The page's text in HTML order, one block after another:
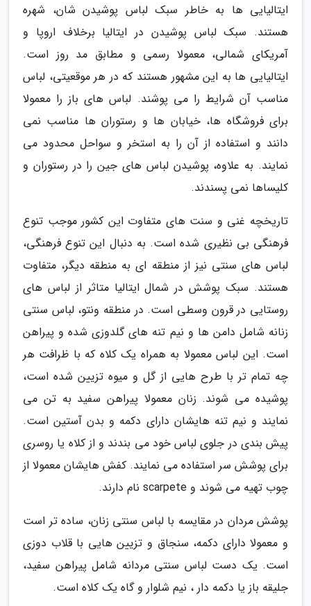
ایتالیایی ها به خاطر سبک لباس پوشیدن شان، شهره
هستند. سبک لباس پوشیدن در ایتالیا برخلاف اروپا و
آمریکای شمالی، معمولا رسمی و مطابق مد روز است.
ایتالیایی ها به این مشهور هستند که در هر موقعیتی، لباس
مناسب آن شرایط را می پوشند. لباس های باز را معمولا
برای فروشگاه ها، خیابان ها و رستوران ها مناسب نمی
دانند و استفاده از آن را به استخر و سواحل محدود می
نمایند. به علاوه، پوشیدن لباس های جین را در رستوران و
کلیساها نمی پسندند.
تاریخچه غنی و سنت های متفاوت این کشور موجب تنوع
فرهنگی بی نظیری شده است. به دنبال این تنوع فرهنگی،
لباس های سنتی نیز از منطقه ای به منطقه دیگر، متفاوت
هستند. سبک پوشش در شمال ایتالیا متاثر از لباس های
روستایی در قرون وسطی است. در منطقه ونتو، لباس سنتی
زنانه شامل دامن ها و نیم تنه های گلدوزی شده و پیراهن
است. این لباس معمولا به همراه یک کلاه که با ظرافت هر
چه تمام تر با طرح هایی از گل و میوه تزیین شده است،
پوشیده می شوند. زنان معمولا پیراهن سفید به تن می
نمایند و نیم تنه هایشان دارای دکمه و بدن آستین است.
پیش بندی در جلوی لباس خود می بندند و از کلاه یا روسری
برای پوشش سر استفاده می نمایند. کفش هایشان معمولا از
چوب تهیه می شوند و scarpete نام دارند.
پوشش مردان در مقایسه با لباس سنتی زنان، ساده تر است
و معمولا دارای دکمه، سنجاق و تزیین هایی با قلاب دوزی
است. یک دست لباس سنتی مردانه شامل پیراهن سفید،
جلیقه باز یا دکمه دار ، نیم شلوار و گاه یک کلاه است.